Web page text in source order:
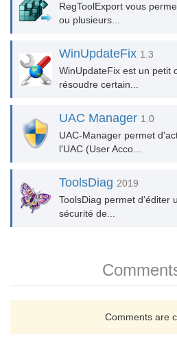
RegToolExport vous
ou plusieurs...
WinUpdateFix 1.3
WinUpdateFix est un petit
résoudre certain...
UAC Manager 1.0
UAC-Manager permet
l'UAC (User Acco...
ToolsDiag 2019
ToolsDiag permet d'éditer
sécurité de...
Comments are